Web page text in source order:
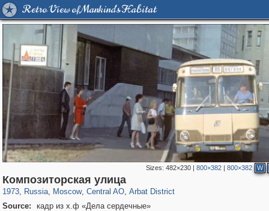
Retro View of Mankind's Habitat
Sizes: 482×230| 800×382| 800×382 W
Композиторская улица
1973, Russia
1,405,939 29,243
, Moscow
319,716 8,286
, Central AO
159,930 5,916
, Arbat District
13,484
Source:
кадр из х.ф «Дела сердечные»